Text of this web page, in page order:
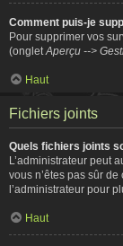
Comment puis-je
Pour supprimer vos
(onglet Aperçu -->
Haut
Fichiers joints
Quels fichiers joints
L’administrateur peut
vous n’êtes pas sûr
l’administrateur pour
Haut